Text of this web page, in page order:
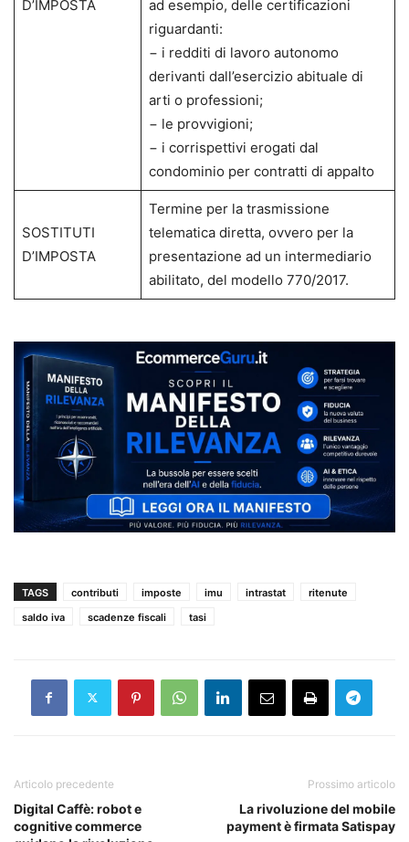
D’IMPOSTA
ad esempio, delle certificazioni
riguardanti:
− i redditi di lavoro autonomo
derivanti dall’esercizio abituale di
arti o professioni;
− le provvigioni;
− i corrispettivi erogati dal
condominio per contratti di appalto
SOSTITUTI
D’IMPOSTA
Termine per la trasmissione
telematica diretta, ovvero per la
presentazione ad un intermediario
abilitato, del modello 770/2017.
TAGS contributi imposte imu intrastat
ritenute
saldo iva
scadenze fiscali tasi
Articolo precedente
Digital Caffè: robot e
cognitive commerce
Prossimo articolo
La rivoluzione del mobile
payment è firmata Satispay